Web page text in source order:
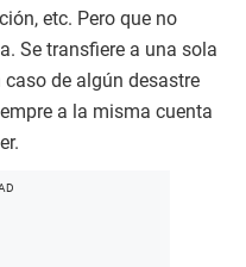
etc. Pero que no
Se transfiere a una sola
de algún desastre
a la misma cuenta